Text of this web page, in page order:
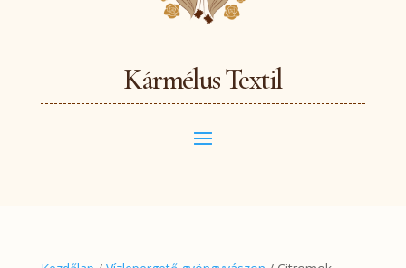
Kármélus Textil